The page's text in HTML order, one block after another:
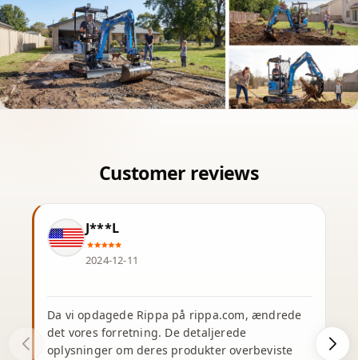
J***L
2024-12-11
Da vi opdagede Rippa på rippa.com, ændrede
det vores forretning. De detaljerede
oplysninger om deres produkter overbeviste